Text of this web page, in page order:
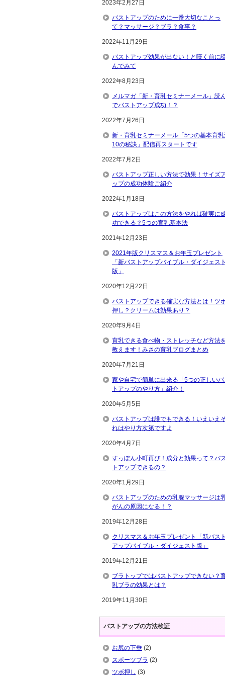
2023年2月27日
バストアップのために一番大切なことっ
て？マッサージ？ブラ？食事？
2022年11月29日
バストアップ効果が出ない！と嘆く前に
んでみて
2022年8月23日
メルマガ「新・育乳セミナーメール」読
でバストアップ成功！？
2022年7月26日
新・育乳セミナーメール「5つの基本育
10の秘訣」配信再スタートです
2022年7月2日
バストアップ正しい方法で効果！サイズ
ップの成功体験ご紹介
2022年1月18日
バストアップはこの方法をやれば確実に
功できる？5つの育乳基本法
2021年12月23日
2021年版クリスマス＆お年玉プレゼント
「新バストアップバイブル・ダイジェスト
版」
2020年12月22日
バストアップできる確実な方法とは！ツ
押し？クリームは効果あり？
2020年9月4日
育乳できる食べ物・ストレッチなど方法
教えます！みさの育乳ブログまとめ
2020年7月21日
家や自宅で簡単に出来る「5つの正しいバ
トアップのやり方」紹介！
2020年5月5日
バストアップは誰でもできる！いえいえ
れはやり方次第ですよ
2020年4月7日
すっぽん小町再び！成分と効果って？バ
トアップできるの？
2020年1月29日
バストアップのための乳腺マッサージは
がんの原因になる！？
2019年12月28日
クリスマス＆お年玉プレゼント「新バスト
アップバイブル・ダイジェスト版」
2019年12月21日
ブラトップではバストアップできない？
乳ブラの効果とは？
2019年11月30日
バストアップの方法検証
お尻の下垂 (2)
スポーツブラ (2)
ツボ押し (3)